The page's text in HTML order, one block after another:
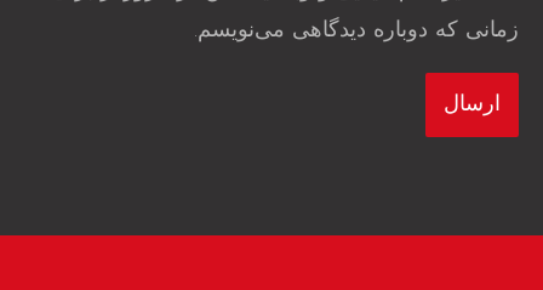
زمانی که دوباره دیدگاهی می‌نویسم.